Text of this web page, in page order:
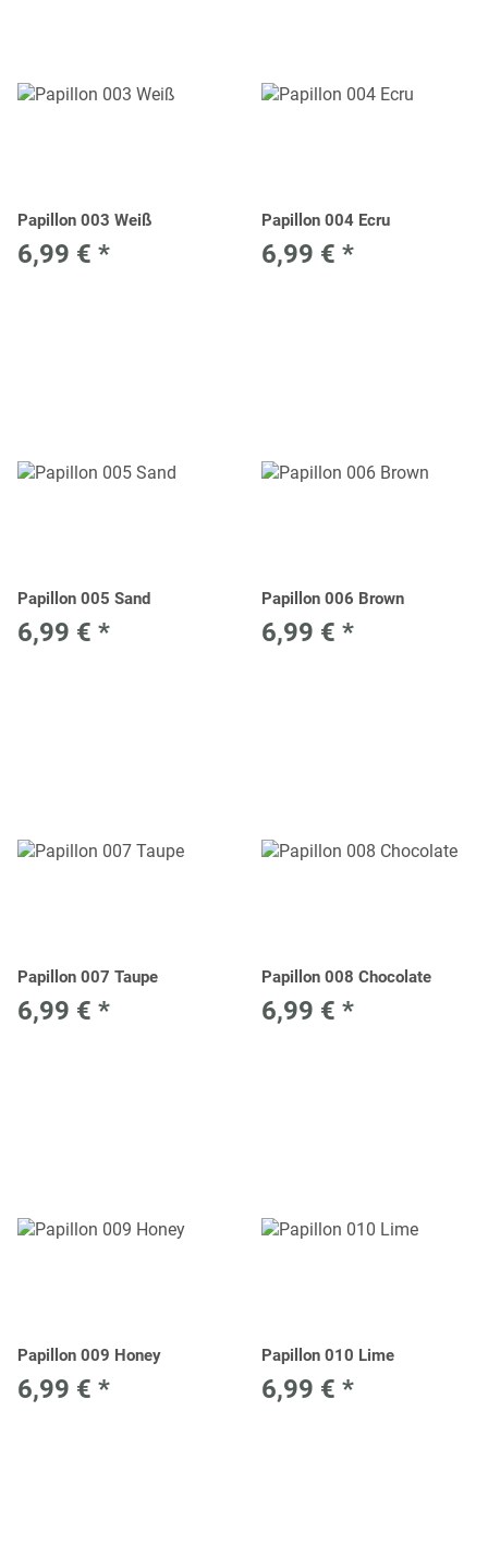
Papillon 003 Weiß
6,99 € *
Papillon 004 Ecru
6,99 € *
Papillon 005 Sand
6,99 € *
Papillon 006 Brown
6,99 € *
Papillon 007 Taupe
6,99 € *
Papillon 008 Chocolate
6,99 € *
Papillon 009 Honey
6,99 € *
Papillon 010 Lime
6,99 € *